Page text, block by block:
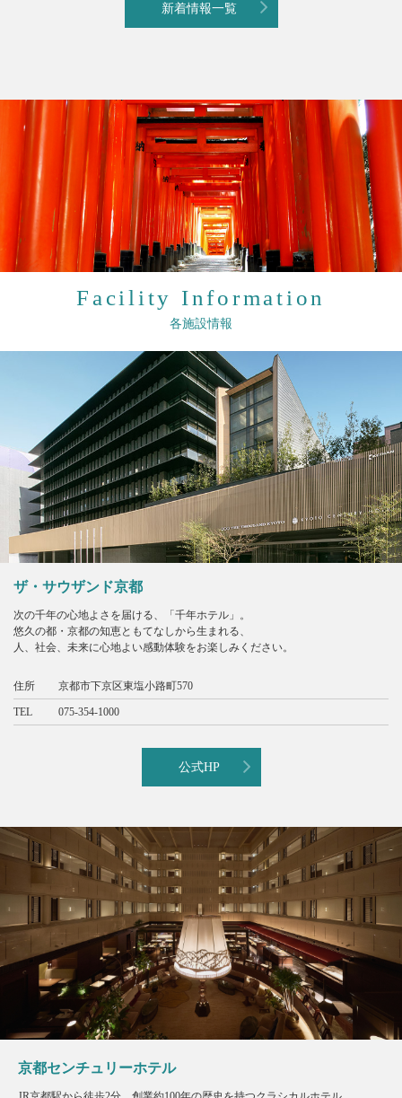
新着情報一覧
Facility Information
各施設情報
ザ・サウザンド京都
次の千年の心地よさを届ける、「千年ホテル」。
悠久の都・京都の知恵ともてなしから生まれる、
人、社会、未来に心地よい感動体験をお楽しみください。
住所 京都市下京区東塩小路町570
TEL 075-354-1000
公式HP
京都センチュリーホテル